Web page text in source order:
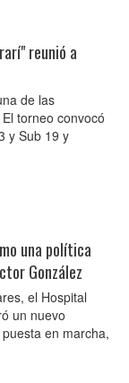
reunió a
de las
torneo convocó
y Sub 19 y
una política
González
el Hospital
un nuevo
en marcha,